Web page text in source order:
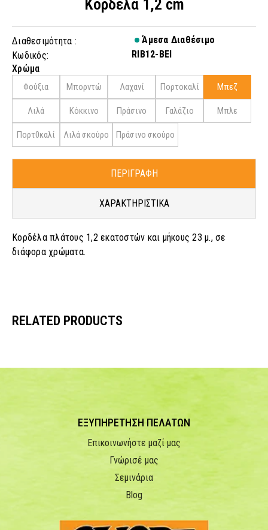
Κορδέλα 1,2 cm
Διαθεσιμότητα :
Άμεσα Διαθέσιμο
Κωδικός:
RIB12-BEI
Χρώμα
Φούξια Μπορντώ Λαχανί Πορτοκαλί Μπεζ
Λιλά Kόκκινο Πράσινο Γαλάζιο Μπλε
Πορτ0καλί Λιλά σκούρο Πράσινο σκούρο
ΠΕΡΙΓΡΑΦΗ
ΧΑΡΑΚΤΗΡΙΣΤΙΚΑ
Κορδέλα πλάτους 1,2 εκατοστών και μήκους 23 μ., σε
διάφορα χρώματα.
RELATED PRODUCTS
ΕΞΥΠΗΡΕΤΗΣΗ ΠΕΛΑΤΩΝ
Επικοινωνήστε μαζί μας
Γνώρισέ μας
Σεμινάρια
Blog